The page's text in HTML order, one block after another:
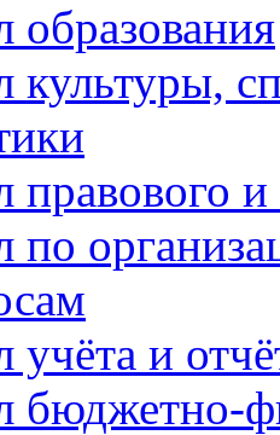
образования
культуры,
правового
по
учёта и
бюджетно-